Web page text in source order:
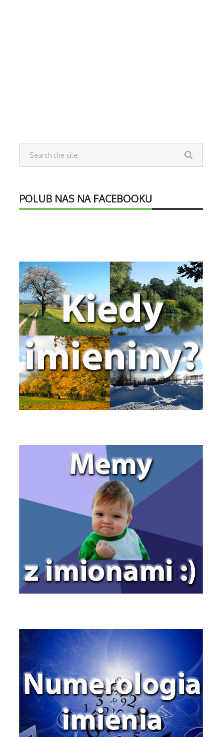
POLUB NAS NA FACEBOOKU